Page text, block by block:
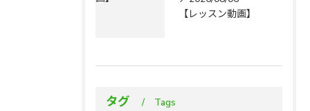
【レッスン動画】
タグ Tags